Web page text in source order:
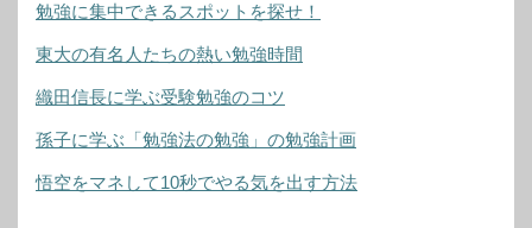
勉強に集中できるスポットを探せ！
東大の有名人たちの熱い勉強時間
織田信長に学ぶ受験勉強のコツ
孫子に学ぶ「勉強法の勉強」の勉強計画
悟空をマネして10秒でやる気を出す方法